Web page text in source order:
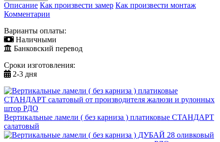
Описание Как произвести замер Как произвести монтаж
Комментарии
Варианты оплаты:
Наличными
Банковский перевод
Сроки изготовления:
2-3 дня
Вертикальные ламели ( без карниза ) платиковые СТАНДАРТ
салатовый